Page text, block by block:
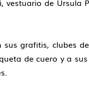
grafitis, clubes
de cuero y a